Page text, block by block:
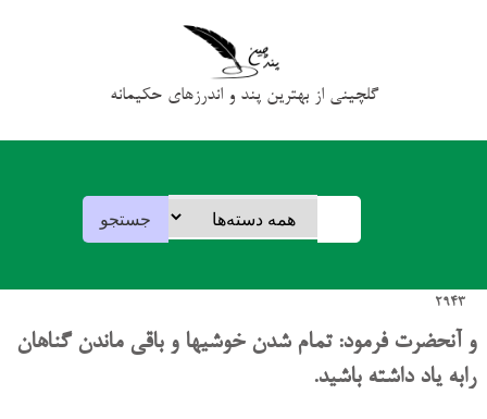
گلچینی از بهترین پند و اندرزهای حکیمانه
2943
و آنحضرت فرمود: تمام شدن خوشیها و باقی ماندن گناهان
رابه یاد داشته باشید.